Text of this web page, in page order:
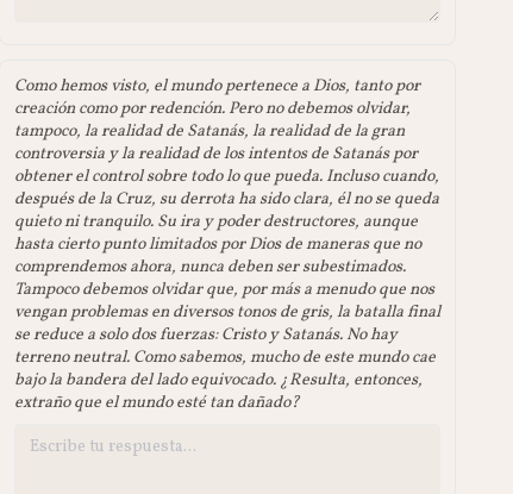
Como hemos visto, el mundo pertenece a Dios, tanto por
creación como por redención. Pero no debemos olvidar,
tampoco, la realidad de Satanás, la realidad de la gran
controversia y la realidad de los intentos de Satanás por
obtener el control sobre todo lo que pueda. Incluso cuando,
después de la Cruz, su derrota ha sido clara, él no se queda
quieto ni tranquilo. Su ira y poder destructores, aunque
hasta cierto punto limitados por Dios de maneras que no
comprendemos ahora, nunca deben ser subestimados.
Tampoco debemos olvidar que, por más a menudo que nos
vengan problemas en diversos tonos de gris, la batalla final
se reduce a solo dos fuerzas: Cristo y Satanás. No hay
terreno neutral. Como sabemos, mucho de este mundo cae
bajo la bandera del lado equivocado. ¿Resulta, entonces,
extraño que el mundo esté tan dañado?